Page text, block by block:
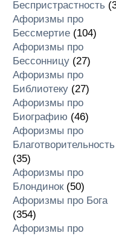
Беспристрастность
Афоризмы про
Бессмертие(104)
Афоризмы про
Бессонницу(27)
Афоризмы про
Библиотеку(27)
Афоризмы про
Биографию (46)
Афоризмы про
Благотворительность
(35)
Афоризмы про
Блондинок(50)
Афоризмы про Бога
(354)
Афоризмы про